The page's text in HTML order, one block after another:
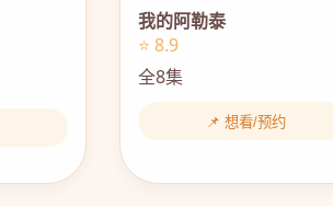
我的阿勒泰
⭐ 8.9
全8集
📌 想看/预约